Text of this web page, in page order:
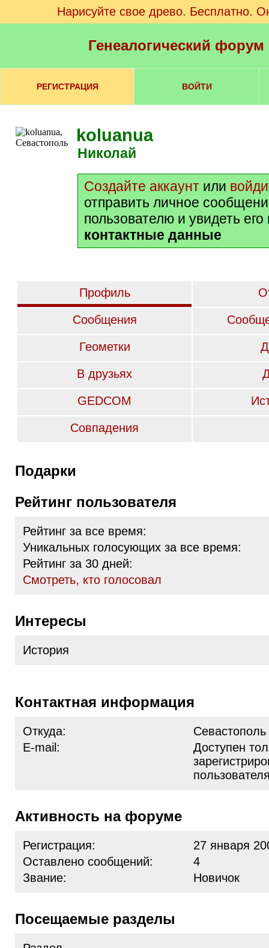
Нарисуйте свое древо. Бесплатно.
Генеалогический
РЕГИСТРАЦИЯ ВОЙТИ
koluanua
Николай
Создайте аккаунт или
отправить личное
пользователю и увидеть
контактные данные
Профиль
Сообщения
Геометки
В друзьях
GEDCOM
Совпадения
Подарки
Рейтинг пользователя
Рейтинг за все время:
Уникальных голосующих за все время:
Рейтинг за 30 дней:
Cмотреть, кто голосовал
Интересы
История
Контактная информация
Откуда:
Севастополь
E-mail:
Доступен
Активность на форуме
Регистрация:
27 января
Оставлено сообщений:
4
Звание:
Новичок
Посещаемые разделы